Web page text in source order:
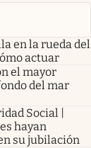
en la rueda del
actuar
el mayor
del mar
Social |
hayan
su jubilación